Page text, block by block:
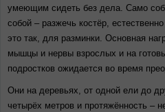
умеющим сидеть без дела. Само
собой – разжечь костёр,
это так, для разминки. Основная
мышцы и нервы взрослых и на
подростков ожидается во время
Они на деревьях, от одной ели до
четырёх метров и протяжённость –